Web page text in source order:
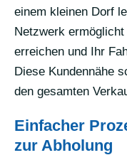
einem kleinen Dorf
Netzwerk
erreichen und Ihr
Diese Kundennähe
den gesamten
Einfacher
zur Abholung